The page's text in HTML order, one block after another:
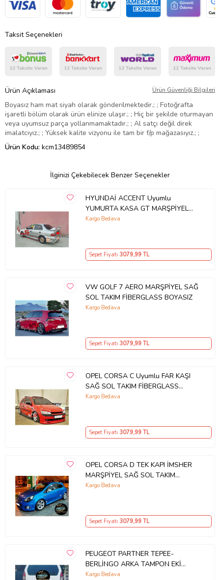
Taksit Seçenekleri
Ürün Açıklaması Ürün Güvenliği Bilgileri
Boyasız ham mat siyah olarak gönderilmektedir.; ; Fotoğrafta
işaretli bölüm olarak ürün elinize ulaşır.; ; Hiç bir şekilde oturmayan
veya uyumsuz parça yollanmamaktadır.; ; Al satçı değil direk
imalatcıyız.; ; Yüksek kalite vizyonu ile tam bir f/p mağazasıyız.; ;
Ürün Kodu: kcm13489854
İlginizi Çekebilecek Benzer Seçenekler
HYUNDAİ ACCENT Uyumlu
YUMURTA KASA GT MARŞPİYEL
SAĞ SOL TAKIM FİBERGLASS
Kargo Bedava
Sepet Fiyatı 3079,99 TL
VW GOLF 7 AERO MARŞPİYEL SAĞ
SOL TAKIM FİBERGLASS BOYASIZ
Kargo Bedava
Sepet Fiyatı 3079,99 TL
OPEL CORSA C Uyumlu FAR KAŞI
SAĞ SOL TAKIM FİBERGLASS
BOYASIZ
Kargo Bedava
Sepet Fiyatı 3079,99 TL
OPEL CORSA D TEK KAPI İMSHER
MARŞPİYEL SAĞ SOL TAKIM
FİBERGLASS BOYASIZ
Kargo Bedava
Sepet Fiyatı 3079,99 TL
PEUGEOT PARTNER TEPEE-
BERLİNGO ARKA TAMPON EKİ
(2010-2018) BOYASIZ
Kargo Bedava